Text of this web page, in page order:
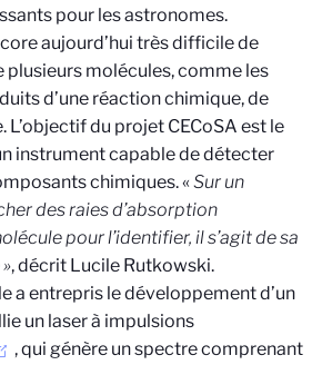
pour les astronomes.
aujourd’hui très difficile de
plusieurs molécules, comme les
d’une réaction chimique, de
L’objectif du projet CECoSA est le
instrument capable de détecter
chimiques. «Sur un
des raies d’absorption
pour l’identifier, il s’agit de sa
, décrit Lucile Rutkowski.
a entrepris le développement d’un
un laser à impulsions
, qui génère un spectre comprenant